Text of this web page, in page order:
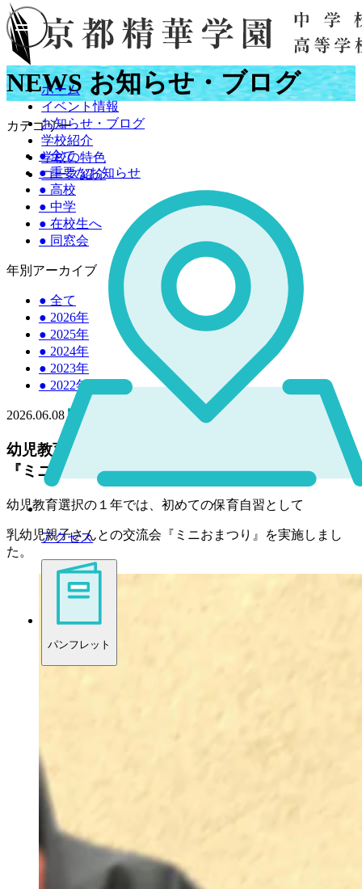
ホーム
イベント情報
お知らせ・ブログ
学校紹介
学校の特色
コース紹介
アクセス
パンフレット
NEWS お知らせ・ブログ
カテゴリー
●全て
●重要なお知らせ
● 高校
● 中学
● 在校生へ
● 同窓会
年別アーカイブ
● 全て
● 2026年
● 2025年
● 2024年
● 2023年
● 2022年
2026.06.08 高校
幼児教育選択 １年生「はじめての保育実習」で
『ミニおまつり』を実施！
幼児教育選択の１年では、初めての保育自習として
乳幼児親子さんとの交流会『ミニおまつり』を実施しまし
た。